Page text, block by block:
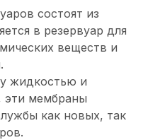
состоят из
в резервуар для
веществ и
жидкостью и
эти мембраны
как новых, так